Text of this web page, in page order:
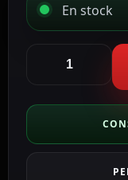
En stock
conexiones
cámaras
domo